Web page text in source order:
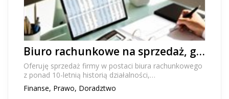
Biuro rachunkowe na sprzedaż, gotowa firma z 10-letnią historią w Warszawie na Mokotowie
Oferuję sprzedaż firmy w postaci biura rachunkowego
z ponad 10-letnią historią działalności,
zlokalizowanego na warszawskim Mokotowie. To w
pełni f...
Finanse, Prawo, Doradztwo